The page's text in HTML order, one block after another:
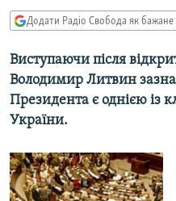
пошуку
УКРАЇНА
СВІТ
ТИ ЯК?
СХЕМИ
КИТАЙ.ВИКЛИКИ
МУЛЬТИМЕДІА
ФОТО
СПЕЦПРОЄКТИ
Додати Радіо Свобода як
Виступаючи після
Володимир Литвин
Президента є однією із
України.